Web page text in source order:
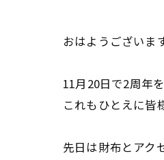
おはようござい
11月20日で2周年
これもひとえに皆
先日は財布とアク